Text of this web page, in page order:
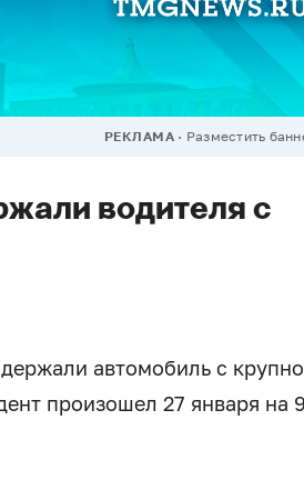
РЕКЛАМА Разместить
водителя с
автомобиль с
произошел 27 января на